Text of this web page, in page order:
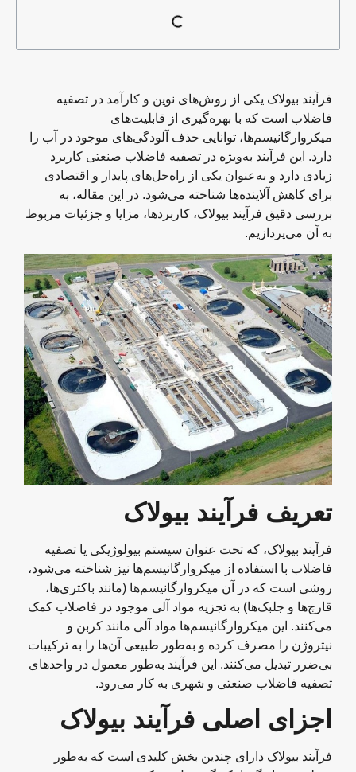
فرآیند بیولاک یکی از روش‌های نوین و کارآمد در تصفیه
فاضلاب است که با بهره‌گیری از قابلیت‌های
میکروارگانیسم‌ها، توانایی حذف آلودگی‌های موجود در آب را
دارد. این فرآیند به‌ویژه در تصفیه فاضلاب صنعتی کاربرد
زیادی دارد و به‌عنوان یکی از راه‌حل‌های پایدار و اقتصادی
برای کاهش آلاینده‌ها شناخته می‌شود. در این مقاله، به
بررسی دقیق فرآیند بیولاک، کاربردها، مزایا و جزئیات مربوط
به آن می‌پردازیم.
تعریف فرآیند بیولاک
فرآیند بیولاک، که تحت عنوان سیستم بیولوژیکی یا تصفیه
فاضلاب با استفاده از میکروارگانیسم‌ها نیز شناخته می‌شود،
روشی است که در آن میکروارگانیسم‌ها (مانند باکتری‌ها،
قارچ‌ها و جلبک‌ها) به تجزیه مواد آلی موجود در فاضلاب کمک
می‌کنند. این میکروارگانیسم‌ها مواد آلی مانند کربن و
نیتروژن را مصرف کرده و به‌طور طبیعی آن‌ها را به ترکیبات
بی‌ضرر تبدیل می‌کنند. این فرآیند به‌طور معمول در واحدهای
تصفیه فاضلاب صنعتی و شهری به کار می‌رود.
اجزای اصلی فرآیند بیولاک
فرآیند بیولاک دارای چندین بخش کلیدی است که به‌طور